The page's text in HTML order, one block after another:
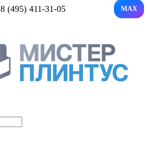
8 (495) 411-31-05 MAX